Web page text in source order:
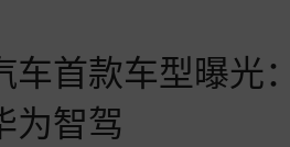
车首款车型曝光
为智驾